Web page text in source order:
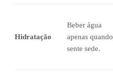
Hidratação
Beber água
apenas quando
sente sede.